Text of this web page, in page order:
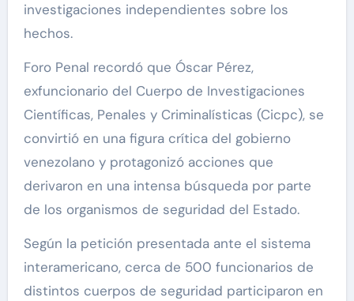
investigaciones independientes sobre los
hechos.
Foro Penal recordó que Óscar Pérez,
exfuncionario del Cuerpo de Investigaciones
Científicas, Penales y Criminalísticas (Cicpc), se
convirtió en una figura crítica del gobierno
venezolano y protagonizó acciones que
derivaron en una intensa búsqueda por parte
de los organismos de seguridad del Estado.
Según la petición presentada ante el sistema
interamericano, cerca de 500 funcionarios de
distintos cuerpos de seguridad participaron en